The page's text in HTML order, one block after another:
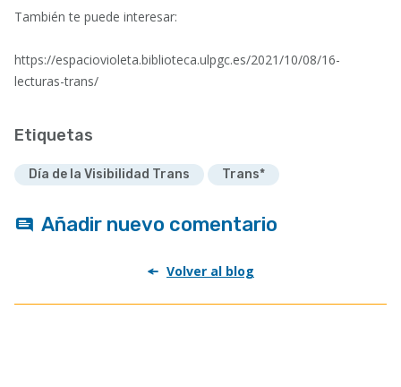
También te puede interesar:
https://espaciovioleta.biblioteca.ulpgc.es/2021/10/08/16-
lecturas-trans/
Etiquetas
Día de la Visibilidad Trans Trans*
Añadir nuevo comentario
Volver al blog